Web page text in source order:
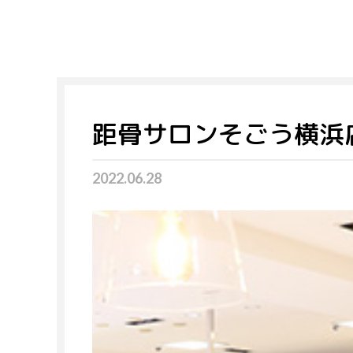
距骨サロンそごう横浜
2022.06.28